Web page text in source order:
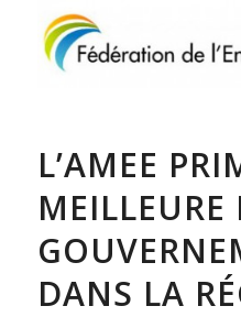
L’AMEE
DANS LA